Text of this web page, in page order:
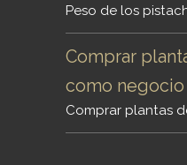
Peso de los
Comprar
como
Comprar plantas